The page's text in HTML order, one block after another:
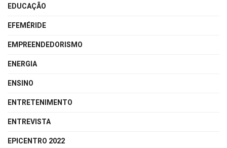
EDUCAÇÃO
EFEMÉRIDE
EMPREENDEDORISMO
ENERGIA
ENSINO
ENTRETENIMENTO
ENTREVISTA
EPICENTRO 2022